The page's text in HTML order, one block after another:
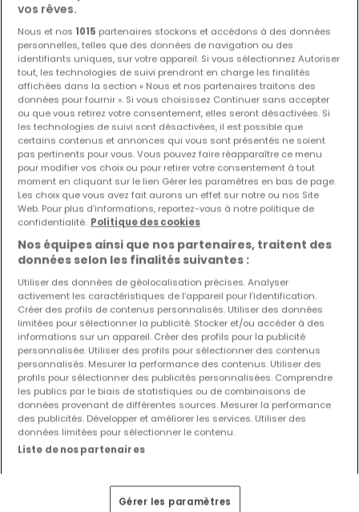
101 m²
Penthouse 1 chambreà louer àJunglinster
2 100 €
57 m² 1 1 2
vos rêves.
Nous et nos 1015 partenaires stockons et accédons à des données
personnelles, telles que des données de navigation ou des
identifiants uniques, sur votre appareil. Si vous sélectionnez Autoriser
tout, les technologies de suivi prendront en charge les finalités
affichées dans la section « Nous et nos partenaires traitons des
données pour fournir ». Si vous choisissez Continuer sans accepter
ou que vous retirez votre consentement, elles seront désactivées. Si
les technologies de suivi sont désactivées, il est possible que
certains contenus et annonces qui vous sont présentés ne soient
pas pertinents pour vous. Vous pouvez faire réapparaître ce menu
pour modifier vos choix ou pour retirer votre consentement à tout
moment en cliquant sur le lien Gérer les paramètres en bas de page.
Les choix que vous avez fait aurons un effet sur notre ou nos Site
Web. Pour plus d’informations, reportez-vous à notre politique de
confidentialité. Politique des cookies
Nos équipes ainsi que nos partenaires, traitent des
données selon les finalités suivantes :
Utiliser des données de géolocalisation précises. Analyser
activement les caractéristiques de l’appareil pour l’identification.
Créer des profils de contenus personnalisés. Utiliser des données
limitées pour sélectionner la publicité. Stocker et/ou accéder à des
informations sur un appareil. Créer des profils pour la publicité
personnalisée. Utiliser des profils pour sélectionner des contenus
personnalisés. Mesurer la performance des contenus. Utiliser des
profils pour sélectionner des publicités personnalisées. Comprendre
les publics par le biais de statistiques ou de combinaisons de
données provenant de différentes sources. Mesurer la performance
des publicités. Développer et améliorer les services. Utiliser des
données limitées pour sélectionner le contenu.
Liste de nos partenaires
Gérer les paramètres